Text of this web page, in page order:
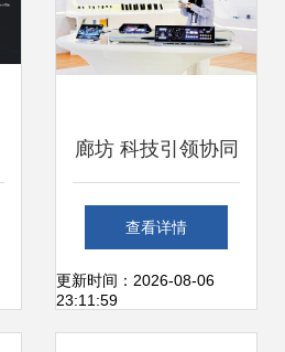
廊坊 科技引领协同
创新，释放高质量
发展澎湃动能
查看详情
更新时间：2026-08-06
23:11:59